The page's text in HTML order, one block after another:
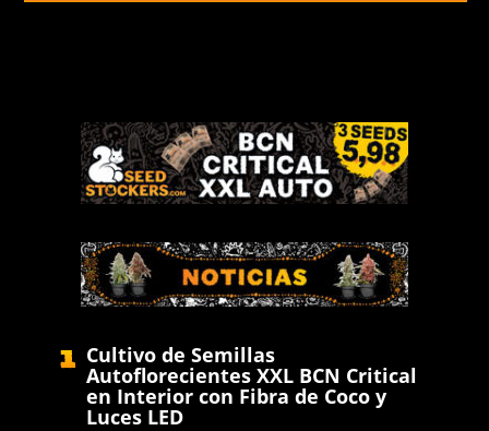
Cultivo de Semillas
Autoflorecientes XXL BCN Critical
en Interior con Fibra de Coco y
Luces LED